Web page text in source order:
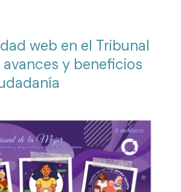
web en el Tribunal
y beneficios